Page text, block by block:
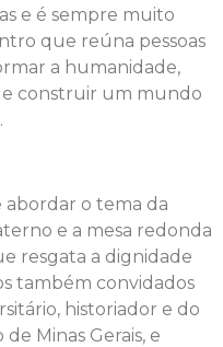
e é sempre muito
que reúna pessoas
a humanidade,
construir um mundo
abordar o tema da
e a mesa redonda
resgata a dignidade
também convidados
historiador e do
Minas Gerais, e